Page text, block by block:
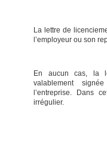
La lettre de
l’employeur ou son
En aucun cas, la
valablement
l’entreprise. Dans
irrégulier.